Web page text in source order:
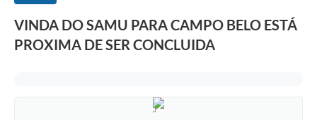
VINDA DO SAMU PARA CAMPO BELO ESTÁ
PROXIMA DE SER CONCLUIDA